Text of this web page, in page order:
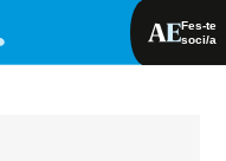
Fes-te
soci/a